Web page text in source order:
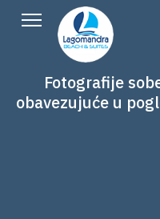
Fotografije
obavezujuće u